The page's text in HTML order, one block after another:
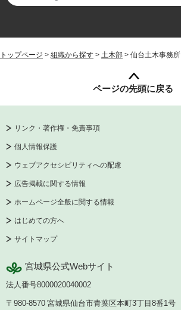
トップページ > 組織から探す > 土木部 > 仙台土木事務所
ページの先頭に戻る
リンク・著作権・免責事項
個人情報保護
ウェブアクセシビリティへの配慮
広告掲載に関する情報
ホームページ全般に関する情報
はじめての方へ
サイトマップ
宮城県公式Webサイト
法人番号8000020040002
〒980-8570 宮城県仙台市青葉区本町3丁目8番1号